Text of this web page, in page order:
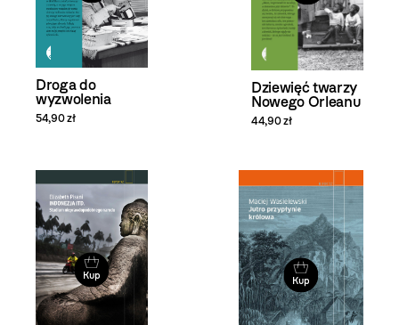
Droga do
wyzwolenia
54,90 zł
Dziewięć twarzy
Nowego Orleanu
44,90 zł
Kup Kup